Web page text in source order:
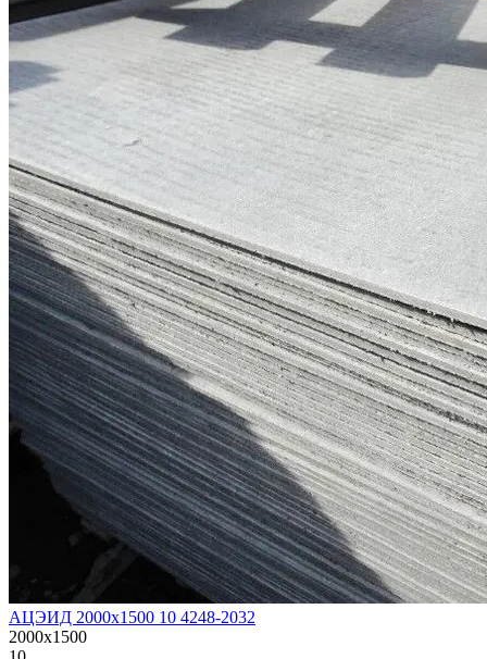
АЦЭИД 2000х1500 10 4248-2032
2000х1500